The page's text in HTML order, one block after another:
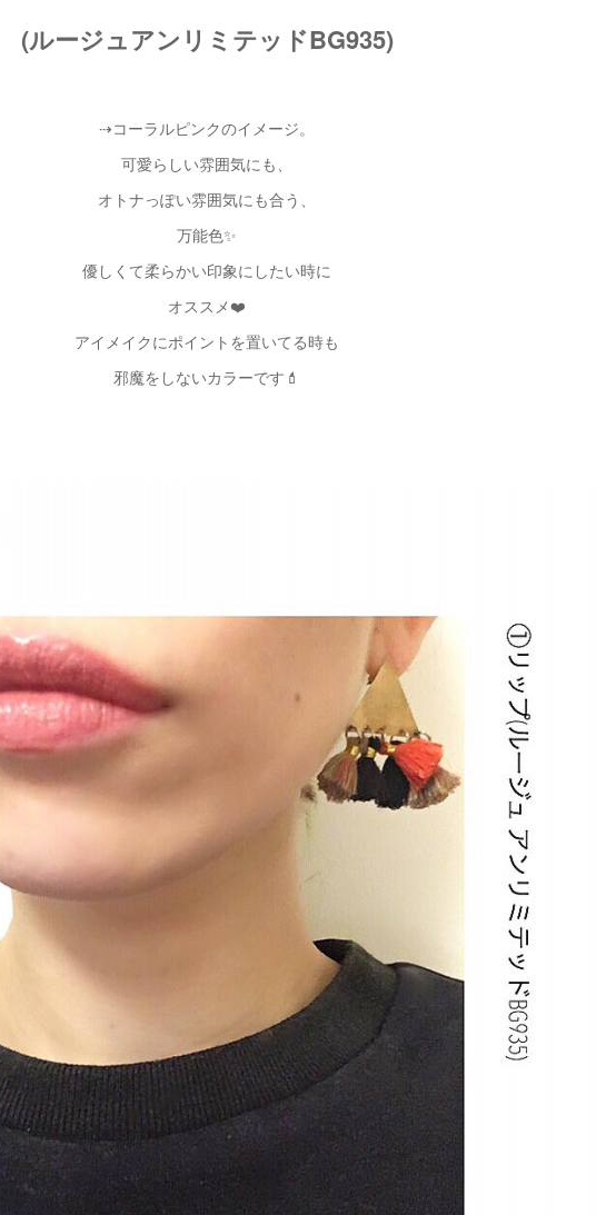
(ルージュアンリミテッドBG935)
⇢コーラルピンクのイメージ。
可愛らしい雰囲気にも、
オトナっぽい雰囲気にも合う、
万能色✨
優しくて柔らかい印象にしたい時に
オススメ❤️
アイメイクにポイントを置いてる時も
邪魔をしないカラーです💄